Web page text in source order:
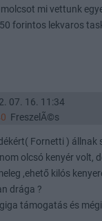
mi vettunk
forintos lekvaros
07. 16. 11:34
FreszelÃ©s
Fornetti ) állnak
olcsó kenyér volt,
,ehető kilós
drága ?
támogatás és